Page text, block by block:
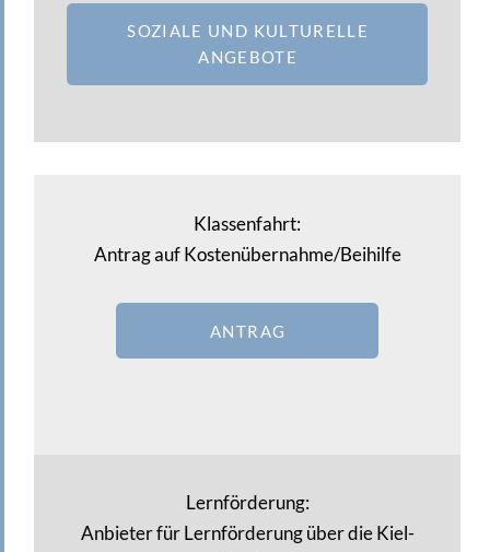
SOZIALE UND KULTURELLE
ANGEBOTE
Klassenfahrt:
Antrag auf Kostenübernahme/Beihilfe
ANTRAG
Lernförderung:
Anbieter für Lernförderung über die Kiel-